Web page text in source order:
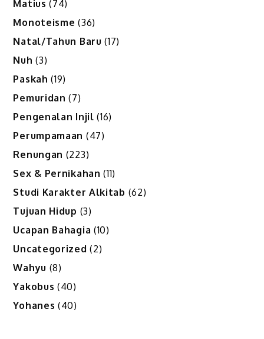
Matius (74)
Monoteisme (36)
Natal/Tahun Baru (17)
Nuh (3)
Paskah (19)
Pemuridan (7)
Pengenalan Injil (16)
Perumpamaan (47)
Renungan (223)
Sex & Pernikahan (11)
Studi Karakter Alkitab (62)
Tujuan Hidup (3)
Ucapan Bahagia (10)
Uncategorized (2)
Wahyu (8)
Yakobus (40)
Yohanes (40)